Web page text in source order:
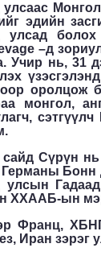
эдийн
улсад
–д
Учир нь, 31
үзэсгэлэнд
оор оролцож
монгол,
Сүрүн нь
Бонн
Гадаад
ХХААБ-ын
Франц,
Иран зэрэг